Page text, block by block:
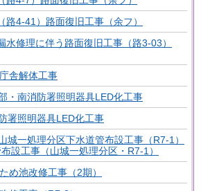
路4-41）路面復旧工事（余フ）
水修理に伴う路面復旧工事（路3-03）
舎解体工事
・南消防署照明器具LED化工事
署照明器具LED化工事
一処理分区下水道管布設工事（R7-1）
設工事（山城一処理分区・R7-1）
め池改修工事（2期）